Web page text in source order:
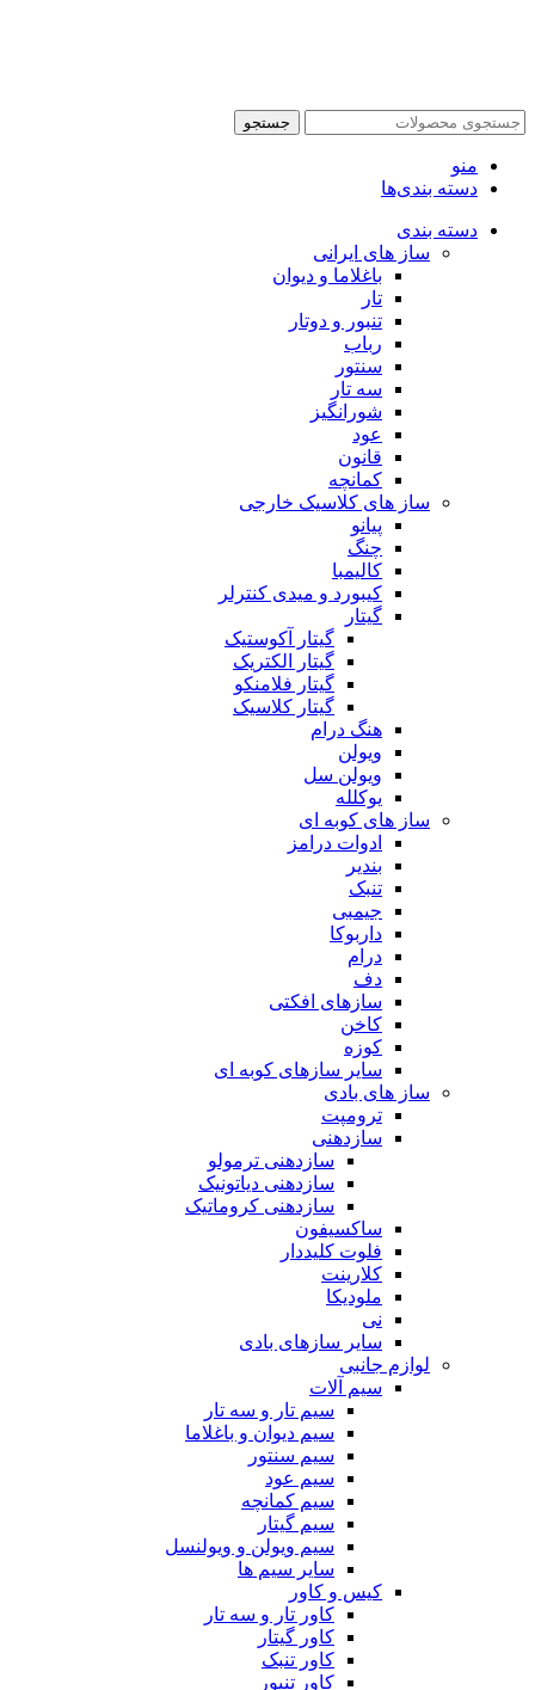
جستجو
منو
دسته بندی‌ها
دسته بندی
ساز های ایرانی
باغلاما و دیوان
تار
تنبور و دوتار
رباب
سنتور
سه تار
شورانگیز
عود
قانون
کمانچه
ساز های کلاسیک خارجی
پیانو
چنگ
کالیمبا
کیبورد و میدی کنترلر
گیتار
گیتار آکوستیک
گیتار الکتریک
گیتار فلامنکو
گیتار کلاسیک
هنگ درام
ویولن
ویولن سل
یوکلله
ساز های کوبه ای
ادوات درامز
بندیر
تنبک
جیمبی
داربوکا
درام
دف
سازهای افکتی
کاخن
کوزه
سایر سازهای کوبه ای
ساز های بادی
ترومپت
سازدهنی
سازدهنی ترمولو
سازدهنی دیاتونیک
سازدهنی کروماتیک
ساکسیفون
فلوت کلیددار
کلارینت
ملودیکا
نی
سایر سازهای بادی
لوازم جانبی
سیم آلات
سیم تار و سه تار
سیم دیوان و باغلاما
سیم سنتور
سیم عود
سیم کمانچه
سیم گیتار
سیم ویولن و ویولنسل
سایر سیم ها
کیس و کاور
کاور تار و سه تار
کاور گیتار
کاور تنبک
کاور تنبور